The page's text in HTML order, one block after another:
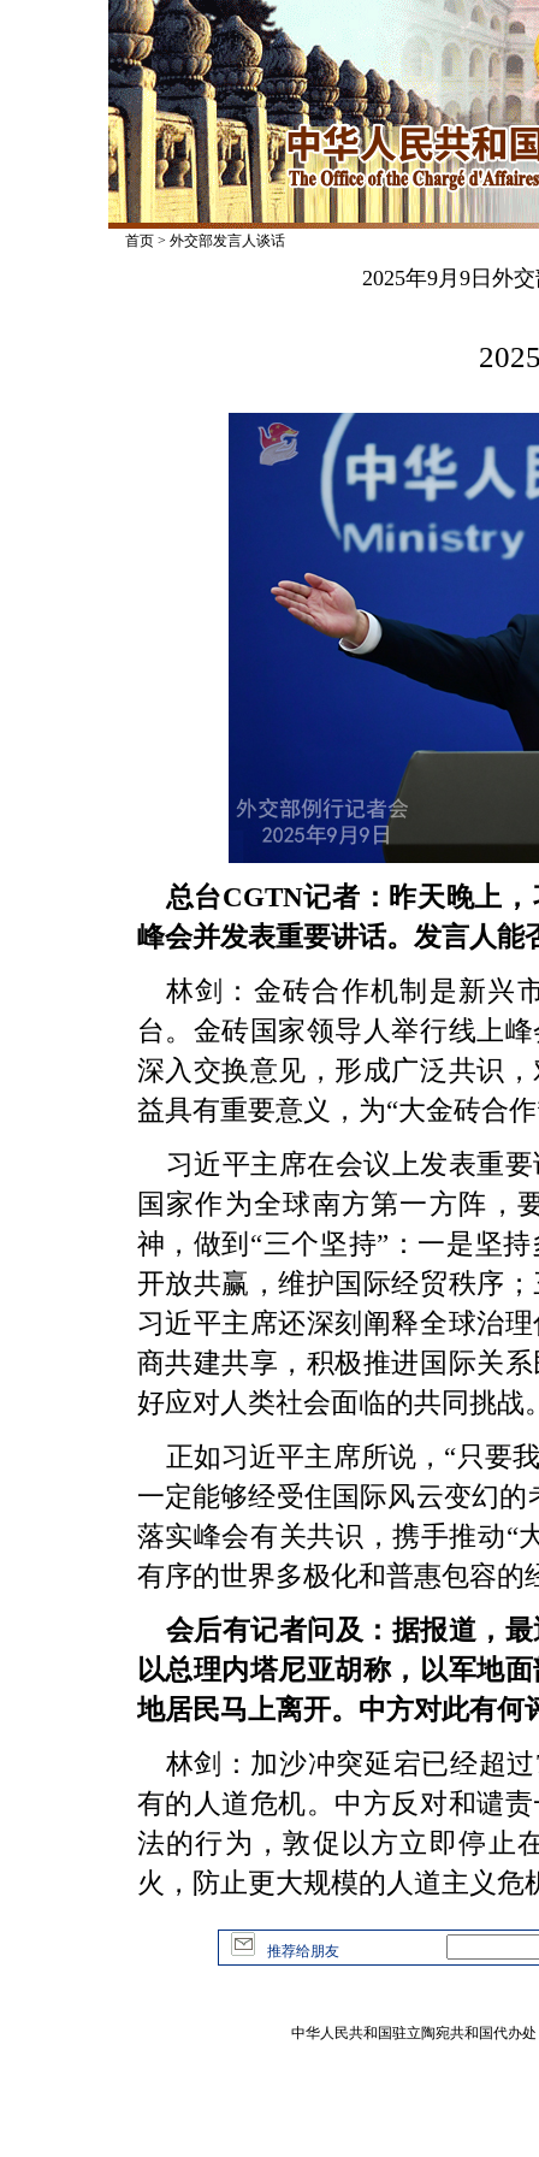
首页> 外交部发言人谈话
2025年9月9日外
总台CGTN记者：昨天晚上
峰会并发表重要讲话。发言人能
林剑：金砖合作机制是新兴
台。金砖国家领导人举行线上
深入交换意见，形成广泛共识
益具有重要意义，为“大金砖合
习近平主席在会议上发表重
国家作为全球南方第一方阵，
神，做到“三个坚持”：一是坚
开放共赢，维护国际经贸秩序
习近平主席还深刻阐释全球治
商共建共享，积极推进国际关
好应对人类社会面临的共同挑战
正如习近平主席所说，“只要
一定能够经受住国际风云变幻
落实峰会有关共识，携手推动“
有序的世界多极化和普惠包容的
会后有记者问及：据报道，
以总理内塔尼亚胡称，以军地
地居民马上离开。中方对此有何
林剑：加沙冲突延宕已经超
有的人道危机。中方反对和谴
法的行为，敦促以方立即停止
火，防止更大规模的人道主义危
推荐给朋友
中华人民共和国驻立陶宛共和国代办处